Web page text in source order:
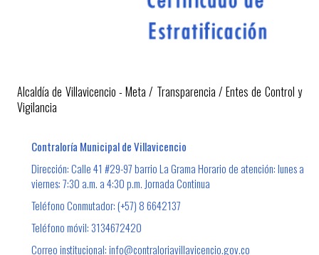
Alcaldía de Villavicencio - Meta / Transparencia /Entes de Control y
Vigilancia
Contraloría Municipal de Villavicencio
Dirección: Calle 41 #29-97 barrio La Grama Horario de atención: lunes a
viernes: 7:30 a.m. a 4:30 p.m. Jornada Continua
Teléfono Conmutador: (+57) 8 6642137
Teléfono móvil: 3134672420
Correoinstitucional: info@contraloriavillavicencio.gov.co